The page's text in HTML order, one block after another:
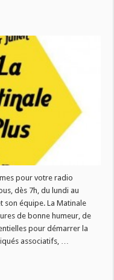
pour votre radio
dès 7h, du lundi au
son équipe. La Matinale
de bonne humeur, de
pour démarrer la
associatifs, …